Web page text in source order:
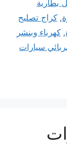
بطارية
, كراج تصليح
, كهرباء وبنشر
سيارات